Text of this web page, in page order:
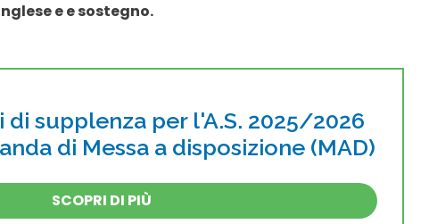
e e sostegno.
di supplenza per l'A.S. 2025/2026
di Messa a disposizione (MAD)
SCOPRI DI PIÙ